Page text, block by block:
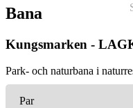
Bana
Kungsmarken -
Park- och naturbana i
Par